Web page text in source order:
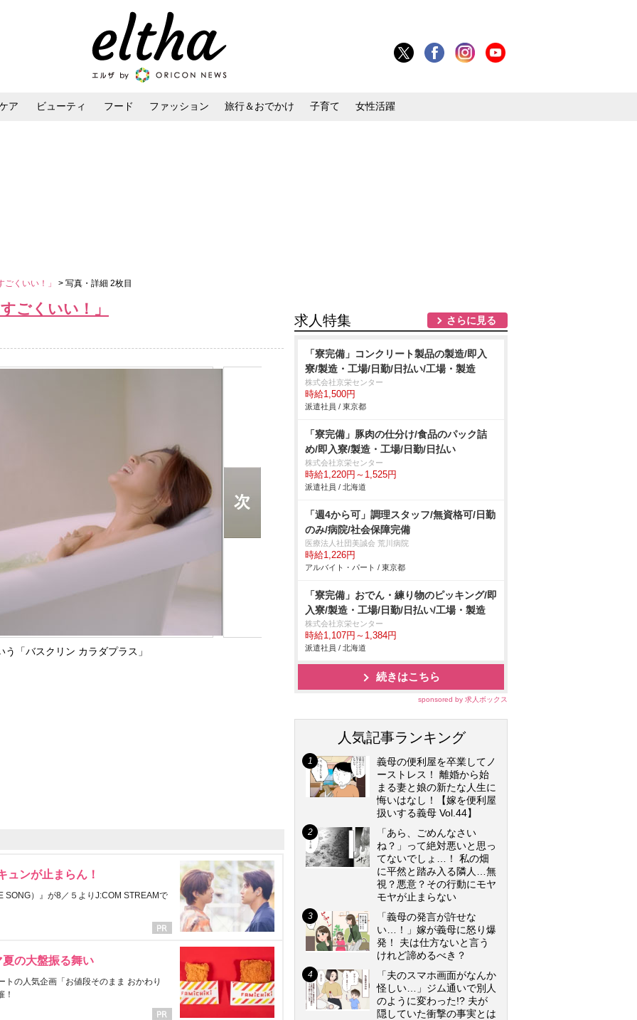
ア ビューティ フード ファッション 旅行＆おでかけ 子育て 女性活躍
ごくいい！」 > 写真・詳細 2枚目
ごくいい！」
う「バスクリン カラダプラス」
ュンが止まらん！
SONG）』が8／５よりJ:COM STREAMで
の大盤振る舞い
の人気企画「お値段そのまま おかわり
！
求人特集 さらに見る
「寮完備」コンクリート製品の製造/即入
寮/製造・工場/日勤/日払い/工場・製造
株式会社京栄センター
時給1,500円
派遣社員 / 東京都
「寮完備」豚肉の仕分け/食品のパック詰
め/即入寮/製造・工場/日勤/日払い
株式会社京栄センター
時給1,220円～1,525円
派遣社員 / 北海道
「週4から可」調理スタッフ/無資格可/日勤
のみ/病院/社会保障完備
医療法人社団美誠会 荒川病院
時給1,226円
アルバイト・パート / 東京都
「寮完備」おでん・練り物のピッキング/即
入寮/製造・工場/日勤/日払い/工場・製造
株式会社京栄センター
時給1,107円～1,384円
派遣社員 / 北海道
続きはこちら
sponsored by 求人ボックス
人気記事ランキング
義母の便利屋を卒業してノ
ーストレス！ 離婚から始
まる妻と娘の新たな人生に
悔いはなし！【嫁を便利屋
扱いする義母 Vol.44】
「あら、ごめんなさい
ね？」って絶対悪いと思っ
てないでしょ…！ 私の畑
に平然と踏み入る隣人…無
視？悪意？その行動にモヤ
モヤが止まらない
「義母の発言が許せな
い…！」嫁が義母に怒り爆
発！ 夫は仕方ないと言う
けれど諦めるべき？
「夫のスマホ画面がなんか
怪しい…」ジム通いで別人
のように変わった!? 夫が
隠していた衝撃の事実とは